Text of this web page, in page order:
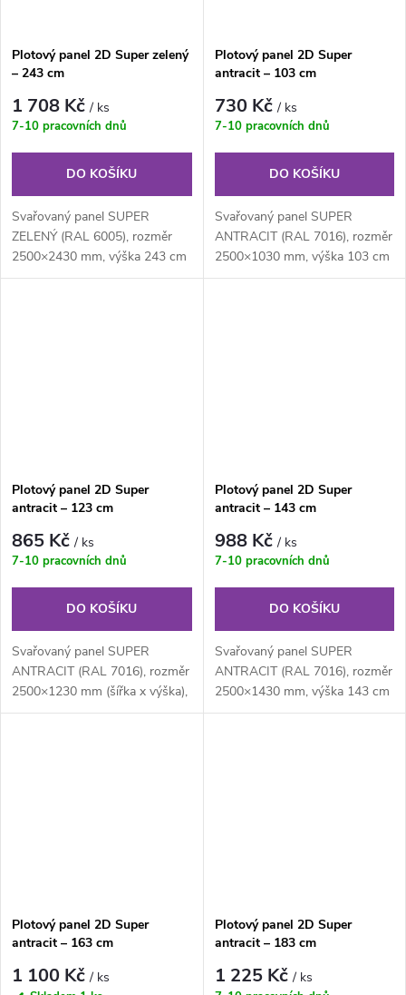
Plotový panel 2D Super zelený
– 243 cm
1 708 Kč/ ks
7-10 pracovních dnů
DO KOŠÍKU
Svařovaný panel SUPER
ZELENÝ (RAL 6005), rozměr
2500×2430 mm, výška 243 cm
je svařovaný plotový panel o
Plotový panel 2D Super
antracit – 103 cm
730 Kč/ ks
7-10 pracovních dnů
DO KOŠÍKU
Svařovaný panel SUPER
ANTRACIT (RAL 7016), rozměr
2500×1030 mm, výška 103 cm
je svařovaný plotový panel o
Plotový panel 2D Super
antracit – 123 cm
865 Kč/ ks
7-10 pracovních dnů
DO KOŠÍKU
Svařovaný panel SUPER
ANTRACIT (RAL 7016), rozměr
2500×1230 mm (šířka x výška),
je svařovaný plotový panel o...
Plotový panel 2D Super
antracit – 143 cm
988 Kč/ ks
7-10 pracovních dnů
DO KOŠÍKU
Svařovaný panel SUPER
ANTRACIT (RAL 7016), rozměr
2500×1430 mm, výška 143 cm
je svařovaný plotový panel o
Plotový panel 2D Super
antracit – 163 cm
1 100 Kč/ ks
Plotový panel 2D Super
antracit – 183 cm
1 225 Kč/ ks